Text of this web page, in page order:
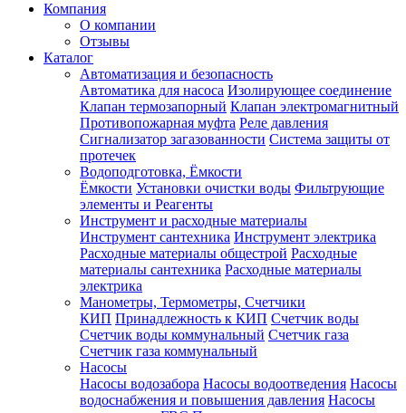
Компания
О компании
Отзывы
Каталог
Автоматизация и безопасность
Автоматика для насоса Изолирующее соединение
Клапан термозапорный Клапан электромагнитный
Противопожарная муфта Реле давления
Сигнализатор загазованности Система защиты от
протечек
Водоподготовка, Ёмкости
Ёмкости Установки очистки воды Фильтрующие
элементы и Реагенты
Инструмент и расходные материалы
Инструмент сантехника Инструмент электрика
Расходные материалы общестрой Расходные
материалы сантехника Расходные материалы
электрика
Манометры, Термометры, Счетчики
КИП Принадлежность к КИП Счетчик воды
Счетчик воды коммунальный Счетчик газа
Счетчик газа коммунальный
Насосы
Насосы водозабора Насосы водоотведения Насосы
водоснабжения и повышения давления Насосы